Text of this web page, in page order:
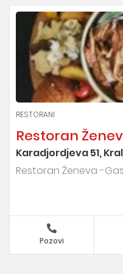
RESTORANI
Restoran
Karadjordjeva 51,
Restoran Ženeva -
Pozovi